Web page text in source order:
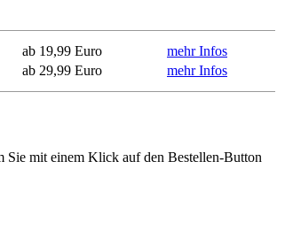
ab 19,99 Euro
mehr Infos
ab 29,99 Euro mehr Infos
Sie mit einem Klick auf den Bestellen-Button